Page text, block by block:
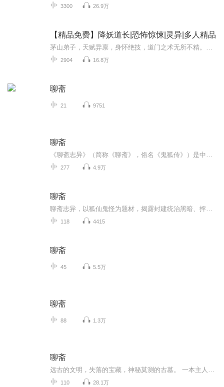
3300 26.9万
【精品免费】降妖道长|恐怖惊悚|灵异|多人精品
2904 16.8万
聊斋
21 9751
聊斋
277 4.9万
聊斋
118 4415
聊斋
45 5.5万
聊斋
88 1.3万
聊斋
110 28.1万